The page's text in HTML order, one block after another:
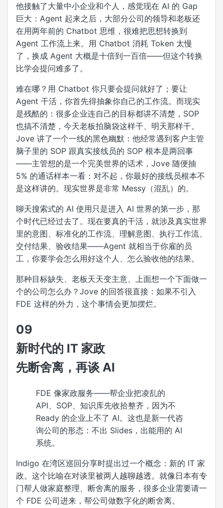
他接触了大量中小企业和个人，感觉现在 AI 的 Gap
巨大：Agent 起来之后，大部分公司的领导和老板还
在用两年前的 Chatbot 思维，很难把思想转换到
Agent 工作流上来。用 Chatbot 消耗 Token 太慢
了，换成 Agent 大概是十倍到一百倍——但这个转换
比学会提问难多了。
难在哪？用 Chatbot 你只要会提问就好了；要让
Agent 干活，你首先得抽象你自己的工作流。而现实
是残酷的：很多企业连自己的目标都讲不清楚，SOP
也搞不清楚，今天老板拍脑袋这样干、明天那样干。
Jove 讲了一个一线的黑色幽默：他经常遇到客户主管
脑子里的 SOP 跟真实接线员的 SOP 根本是两回事
——主管想的是一个完美世界的话术，Jove 随便抽
5% 的通话样本一看：对不起，你最好的接线员根本不
是这样讲的。现实世界是非常 Messy（混乱）的。
聊天搜索式的 AI 使用只是进入 AI 世界的第一步，那
个时代已经过去了。现在要真的干活，就涉及真实世界
里的意图、标准化的工作流、理解意图、执行工作流、
交付结果、验收结果——Agent 就相当于你雇的员
工，你要学会怎么用好这个人、怎么验收他的结果。
那种目标缺失、老板天天变主意、上面想一个下面做一
个的公司怎么办？Jove 的回答很直接：如果不引入
FDE 这样的外力，这个事情会更加摆烂。
09
新时代的 IT 家政
先断舍离，再谈 AI
FDE 像家政服务——帮企业把凌乱的
API、SOP、知识库先收拾整齐，因为不
Ready 的企业上不了 AI。这也是新一代咨
询公司的形态：不出 Slides，出能用的 AI
系统。
Indigo 在湾区巡回分享时提出过一个概念：新的 IT 家
政。这个比喻在对谈里被两人越聊越透。就像日本有专
门帮人做家庭整理、断舍离的服务，很多企业需要请一
个 FDE 公司进来，帮公司做数字化的断舍离。